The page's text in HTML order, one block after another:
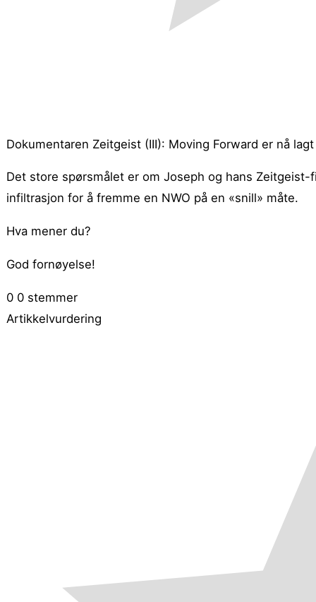
Dokumentaren Zeitgeist (III): Moving Forward er nå
Det store spørsmålet er om Joseph og hans
infiltrasjon for å fremme en NWO på en «snill» måte.
Hva mener du?
God fornøyelse!
0 0 stemmer
Artikkelvurdering